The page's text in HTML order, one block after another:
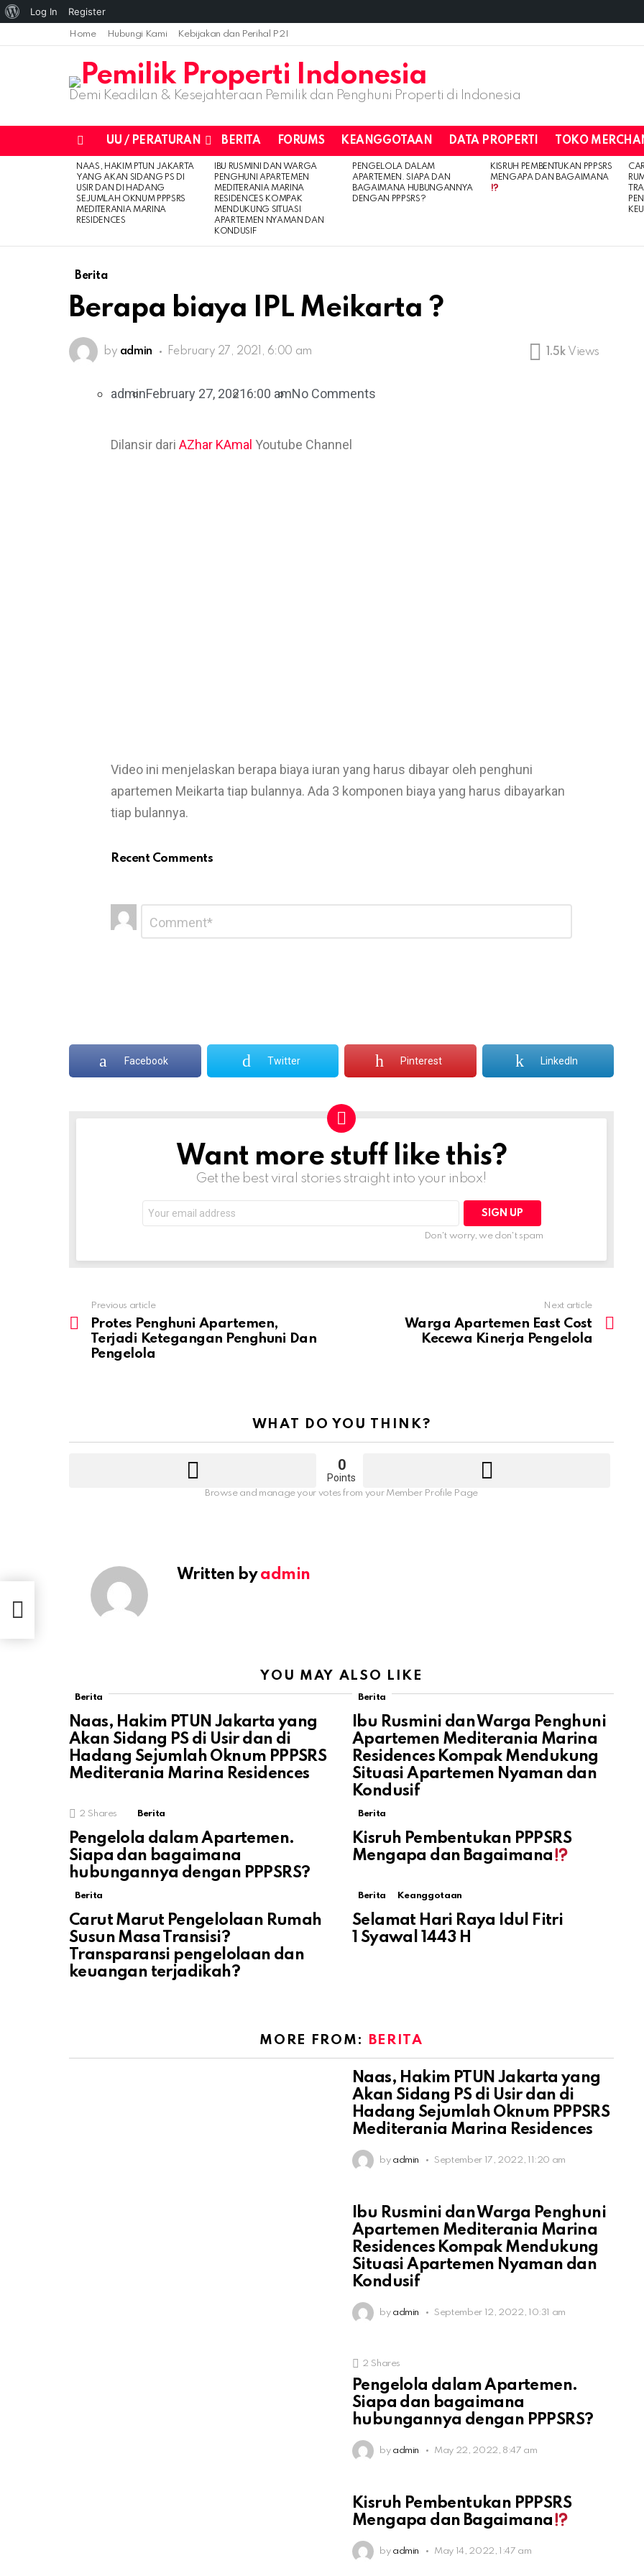
Home Hubungi Kami Kebijakan dan Perihal P2I
Demi Keadilan & Kesejahteraan Pemilik dan Penghuni Properti di Indonesia
UU / PERATURAN BERITA FORUMS KEANGGOTAAN DATA PROPERTI TOKO
LATEST
STORIES
NAAS, HAKIM PTUN JAKARTA
YANG AKAN SIDANG PS DI
USIR DAN DI HADANG
SEJUMLAH OKNUM PPPSRS
MEDITERANIA MARINA
RESIDENCES
IBU RUSMINI DAN WARGA
PENGHUNI APARTEMEN
MEDITERANIA MARINA
RESIDENCES KOMPAK
MENDUKUNG SITUASI
APARTEMEN NYAMAN DAN
KONDUSIF
PENGELOLA DALAM
APARTEMEN. SIAPA DAN
BAGAIMANA HUBUNGANNYA
DENGAN PPPSRS?
KISRUH PEMBENTUKAN PPPSRS
MENGAPA DAN BAGAIMANA
Berita
Berapa biaya IPL Meikarta ?
by admin February 27, 2021, 6:00 am 1.5k Views
adminFebruary 27, 20216:00 amNo Comments
Dilansir dari AZhar KAma Youtube Channel
Video ini menjelaskan berapa biaya iuran yang harus dibayar oleh penghuni
apartemen Meikarta tiap bulannya. Ada 3 komponen biaya yang harus dibayarkan
tiap bulannya.
Recent Comments
L
e
Facebook Twitter Pinterest LinkedIn
NEWSLETTERWant more stuff like this?
Get the best viral stories straight into your inbox!
address:
Don't worry, we don't spam
Previous article
Protes Penghuni Apartemen,
Terjadi Ketegangan Penghuni Dan
Pengelola
Next article
Warga Apartemen East Cost
Kecewa Kinerja Pengelola
WHAT DO YOU THINK?
0
Points
Browse and manage your votes from your Member Profile Page
Written byadmin
YOU MAY ALSO LIKE
Berita
Naas, Hakim PTUN Jakarta yang
Akan Sidang PS di Usir dan di
Hadang Sejumlah Oknum PPPSRS
Mediterania Marina Residences
Berita
Ibu Rusmini dan Warga Penghuni
Apartemen Mediterania Marina
Residences Kompak Mendukung
Situasi Apartemen Nyaman dan
Kondusif
2 Shares Berita
Pengelola dalam Apartemen.
Siapa dan bagaimana
hubungannya dengan PPPSRS?
Berita
Kisruh Pembentukan PPPSRS
Mengapa dan Bagaimana
Berita
Carut Marut Pengelolaan Rumah
Susun Masa Transisi?
Transparansi pengelolaan dan
keuangan terjadikah?
Berita Keanggotaan
Selamat Hari Raya Idul Fitri
1 Syawal 1443 H
MORE FROM: BERITA
Naas, Hakim PTUN Jakarta yang
Akan Sidang PS di Usir dan di
Hadang Sejumlah Oknum PPPSRS
Mediterania Marina Residences
by admin September 17, 2022, 11:20 am
Ibu Rusmini dan Warga Penghuni
Apartemen Mediterania Marina
Residences Kompak Mendukung
Situasi Apartemen Nyaman dan
Kondusif
by admin September 12, 2022, 10:31 am
2 Shares
Pengelola dalam Apartemen.
Siapa dan bagaimana
hubungannya dengan PPPSRS?
by admin May 22, 2022, 8:47 am
Kisruh Pembentukan PPPSRS
Mengapa dan Bagaimana
by admin May 14, 2022, 1:47 am
Log In Register